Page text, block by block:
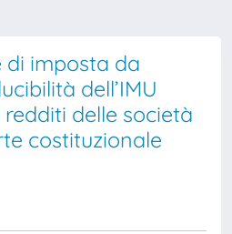
di imposta da
dell’IMU
redditi delle società
costituzionale